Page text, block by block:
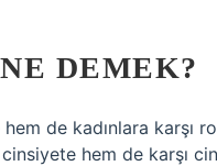
DEMEK?
de kadınlara
hem de karşı